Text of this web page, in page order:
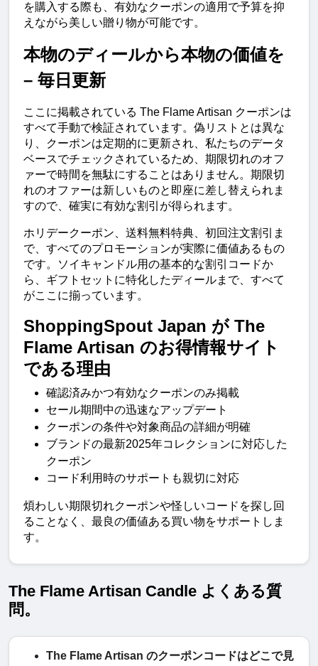
を購入する際も、有効なクーポンの適用で予算を抑
えながら美しい贈り物が可能です。
本物のディールから本物の価値を
– 毎日更新
ここに掲載されている The Flame Artisan クーポンは
すべて手動で検証されています。偽リストとは異な
り、クーポンは定期的に更新され、私たちのデータ
ベースでチェックされているため、期限切れのオフ
ァーで時間を無駄にすることはありません。期限切
れのオファーは新しいものと即座に差し替えられま
すので、確実に有効な割引が得られます。
ホリデークーポン、送料無料特典、初回注文割引ま
で、すべてのプロモーションが実際に価値あるもの
です。ソイキャンドル用の基本的な割引コードか
ら、ギフトセットに特化したディールまで、すべて
がここに揃っています。
ShoppingSpout Japan が The
Flame Artisan のお得情報サイト
である理由
確認済みかつ有効なクーポンのみ掲載
セール期間中の迅速なアップデート
クーポンの条件や対象商品の詳細が明確
ブランドの最新2025年コレクションに対応した
クーポン
コード利用時のサポートも親切に対応
煩わしい期限切れクーポンや怪しいコードを探し回
ることなく、最良の価値ある買い物をサポートしま
す。
The Flame Artisan Candle よくある質
問。
The Flame Artisan のクーポンコードはどこで見